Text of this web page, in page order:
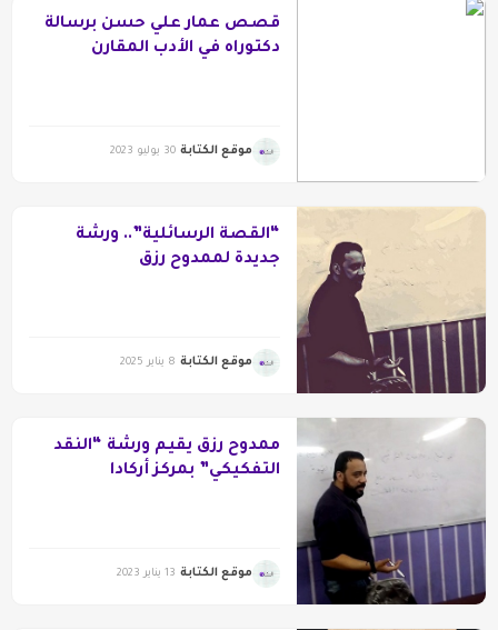
قصص عمار علي حسن برسالة
دكتوراه في الأدب المقارن
موقع الكتابة 30 يوليو 2023
“القصة الرسائلية”.. ورشة
جديدة لممدوح رزق
موقع الكتابة 8 يناير 2025
ممدوح رزق يقيم ورشة “النقد
التفكيكي” بمركز أركادا
موقع الكتابة 13 يناير 2023